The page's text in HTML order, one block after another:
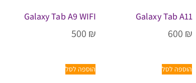
Galaxy Tab A11
600 ₪
הוספה לסל
Galaxy Tab A9 WIFI
500 ₪
הוספה לסל